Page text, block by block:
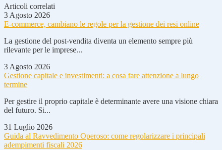
Articoli correlati
3 Agosto 2026
E-commerce, cambiano le regole per la gestione dei resi online
La gestione del post-vendita diventa un elemento sempre più
rilevante per le imprese...
3 Agosto 2026
Gestione capitale e investimenti: a cosa fare attenzione a lungo
termine
Per gestire il proprio capitale è determinante avere una visione chiara
del futuro. Si...
31 Luglio 2026
Guida al Ravvedimento Operoso: come regolarizzare i principali
adempimenti fiscali 2026